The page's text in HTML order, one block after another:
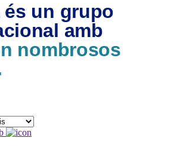
és un grupo
amb
nombrosos